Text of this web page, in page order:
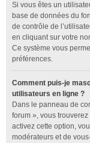
Si vous êtes un
base de données du
de contrôle de
en cliquant sur votre
Ce système vous
préférences.
Comment puis-je
utilisateurs en ligne ?
Dans le panneau de
forum », vous trouverez
activez cette option,
modérateurs et de